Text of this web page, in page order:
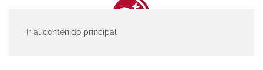
Ir al contenido principal